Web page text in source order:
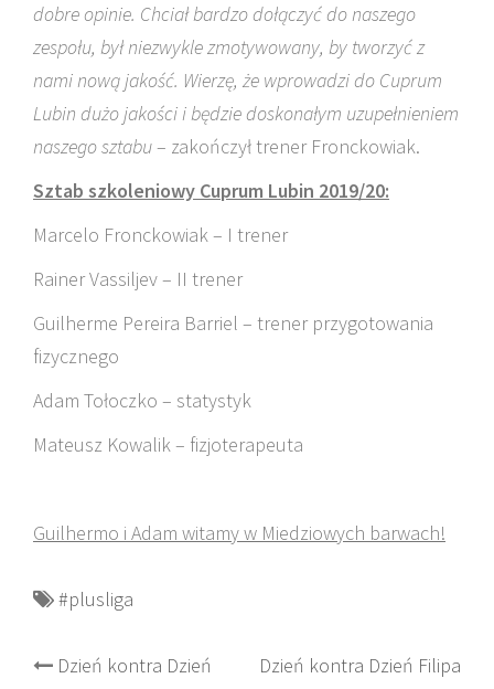
dobre opinie. Chciał bardzo dołączyć do naszego
zespołu, był niezwykle zmotywowany, by tworzyć z
nami nową jakość. Wierzę, że wprowadzi do Cuprum
Lubin dużo jakości i będzie doskonałym uzupełnieniem
naszego sztabu– zakończył trener Fronckowiak.
Sztab szkoleniowy Cuprum Lubin 2019/20:
Marcelo Fronckowiak – I trener
Rainer Vassiljev – II trener
Guilherme Pereira Barriel – trener przygotowania
fizycznego
Adam Tołoczko – statystyk
Mateusz Kowalik – fizjoterapeuta
Guilhermo i Adam witamy w Miedziowych barwach!
#plusliga
Post
Dzień kontra Dzień
Dzień kontra Dzień Filipa